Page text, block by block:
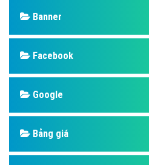
Banner
Facebook
Google
Bảng giá